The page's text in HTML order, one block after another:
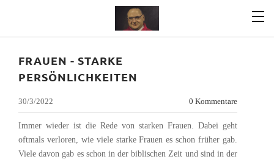
FRAUEN - STARKE
PERSÖNLICHKEITEN
30/3/2022 0 Kommentare
Immer wieder ist die Rede von starken Frauen. Dabei geht
oftmals verloren, wie viele starke Frauen es schon früher gab.
Viele davon gab es schon in der biblischen Zeit und sind in der